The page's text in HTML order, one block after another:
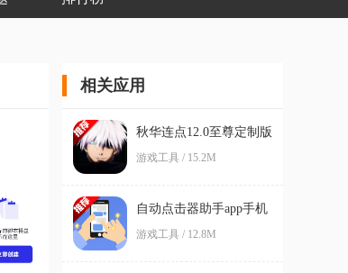
相关应用
秋华连点12.0至尊定制版
app
游戏工具 / 15.2M
自动点击器助手app手机
版
游戏工具 / 12.8M